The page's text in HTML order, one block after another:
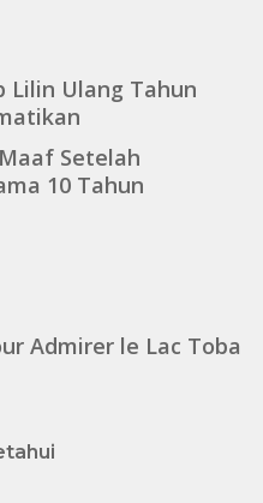
Lilin Ulang Tahun
Setelah
10 Tahun
Admirer le Lac Toba